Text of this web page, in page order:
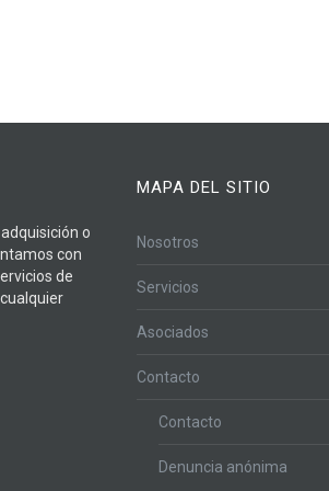
o
con
de
MAPA DEL SITIO
Nosotros
Servicios
Asociados
Contacto
Contacto
Denuncia anónima